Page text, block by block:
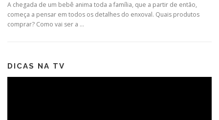
A chegada de um bebê anima toda a família, que a partir de então,
começa a pensar em todos os detalhes do enxoval. Quais produtos
comprar? Como vai ser a …
DICAS NA TV